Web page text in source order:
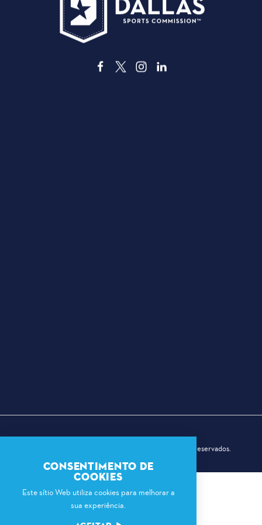
© 2026 Dallas Sports Commission. Todos os direitos reservados.
CONSENTIMENTO DE
COOKIES
Este sítio Web utiliza cookies para melhorar a
sua experiência.